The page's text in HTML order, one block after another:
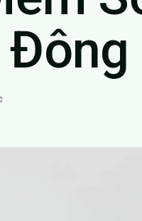
Đông